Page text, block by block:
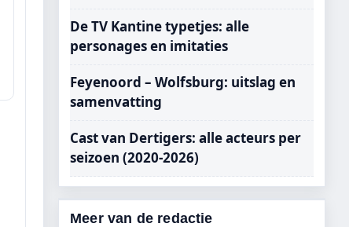
De TV Kantine typetjes: alle
personages en imitaties
Feyenoord – Wolfsburg: uitslag en
samenvatting
Cast van Dertigers: alle acteurs per
seizoen (2020-2026)
Meer van de redactie